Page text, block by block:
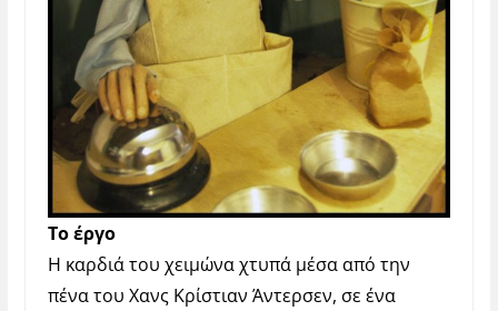
Το έργο
Η καρδιά του χειμώνα χτυπά μέσα από την
πένα του Χανς Κρίστιαν Άντερσεν, σε ένα